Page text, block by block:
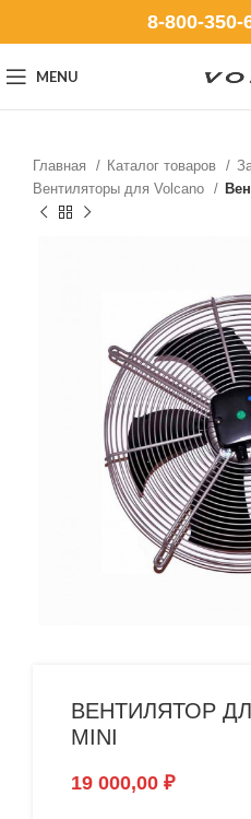
8-800-350-
MENU
Главная Каталог товаров
Вентиляторы для Volcano
ВЕНТИЛЯТОР
MINI
19 000,00 ₽